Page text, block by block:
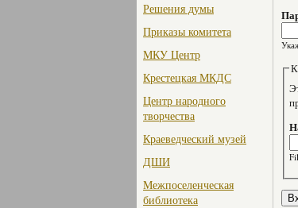
Решения думы
Приказы комитета
МКУ Центр
Крестецкая МКДС
Центр народного
творчества
Краеведческий музей
ДШИ
Межпоселенческая
библиотека